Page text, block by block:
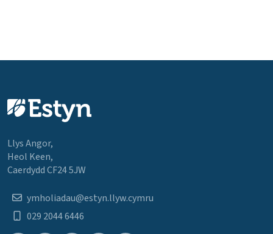
Llys Angor,
Heol Keen,
Caerdydd CF24 5JW
ymholiadau@estyn.llyw.cymru
029 2044 6446